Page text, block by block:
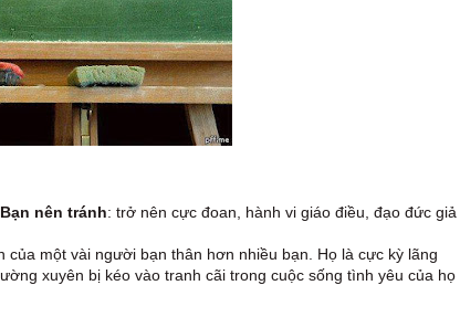
Bạn nên tránh: trở nên cực đoan, hành vi giáo điều, đạo đức giả
một vài người bạn thân hơn nhiều bạn. Họ là cực kỳ lãng
xuyên bị kéo vào tranh cãi trong cuộc sống tình yêu của họ